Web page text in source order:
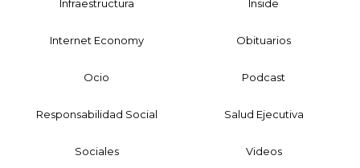
Infraestructura Inside
Internet Economy Obituarios
Ocio Podcast
Responsabilidad Social Salud Ejecutiva
Sociales Videos